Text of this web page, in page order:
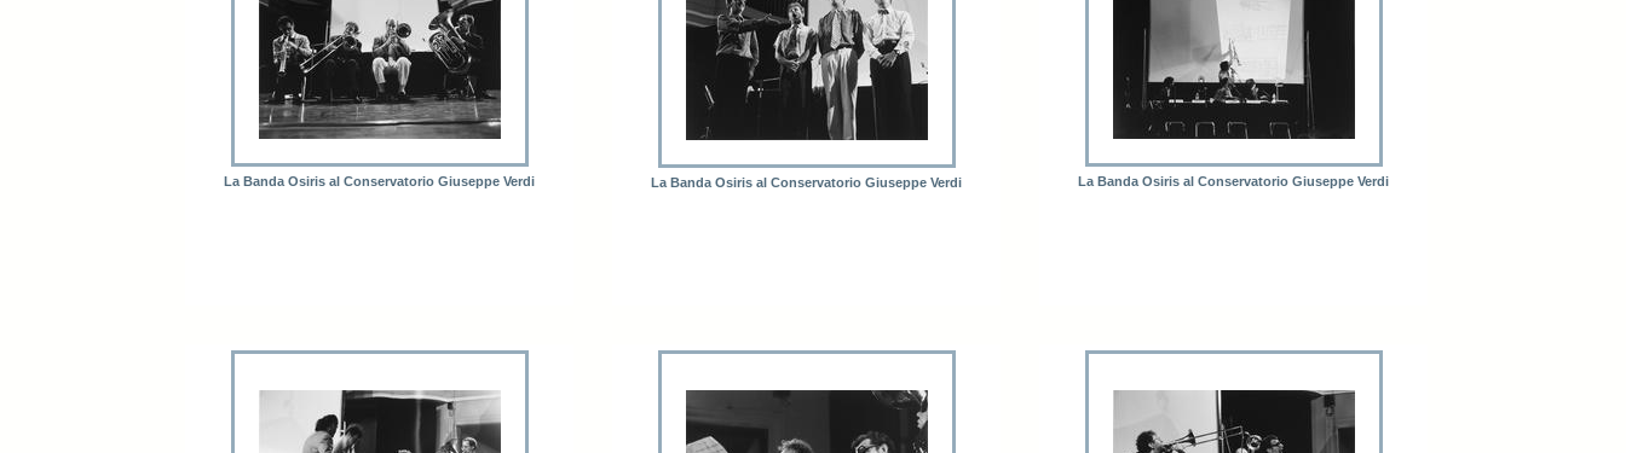
La Banda Osiris al Conservatorio Giuseppe Verdi La Banda Osiris al Conservatorio Giuseppe Verdi La Banda Osiris al Conservatorio Giuseppe Verdi